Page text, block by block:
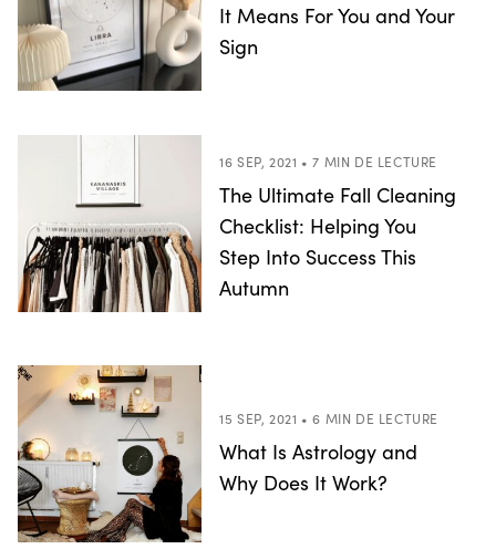
It Means For You and Your
Sign
16 SEP, 2021 • 7 MIN DE LECTURE
The Ultimate Fall Cleaning
Checklist: Helping You
Step Into Success This
Autumn
15 SEP, 2021 • 6 MIN DE LECTURE
What Is Astrology and
Why Does It Work?